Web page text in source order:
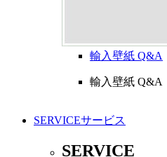
輸入壁紙 Q&A
輸入壁紙 Q&A
SERVICEサービス
SERVICE